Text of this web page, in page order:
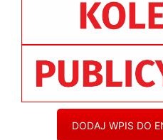
DODAJ WPIS DO